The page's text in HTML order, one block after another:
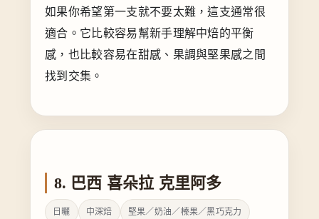
如果你希望第一支就不要太難，這支通常很
適合。它比較容易幫新手理解中焙的平衡
感，也比較容易在甜感、果調與堅果感之間
找到交集。
8. 巴西 喜朵拉 克里阿多
日曬 中深焙 堅果／奶油／榛果／黑巧克力